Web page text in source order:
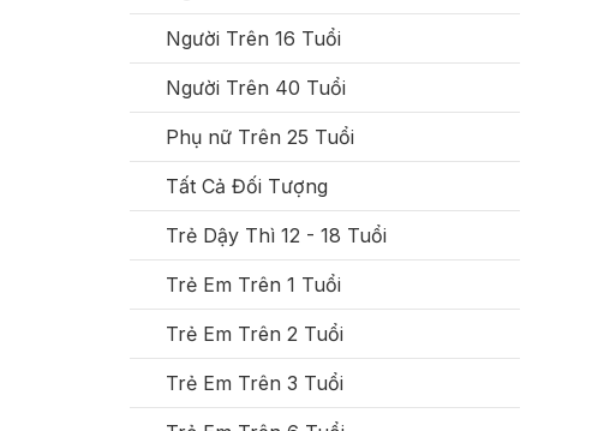
Người Trên 16 Tuổi
Người Trên 40 Tuổi
Phụ nữ Trên 25 Tuổi
Tất Cả Đối Tượng
Trẻ Dậy Thì 12 - 18 Tuổi
Trẻ Em Trên 1 Tuổi
Trẻ Em Trên 2 Tuổi
Trẻ Em Trên 3 Tuổi